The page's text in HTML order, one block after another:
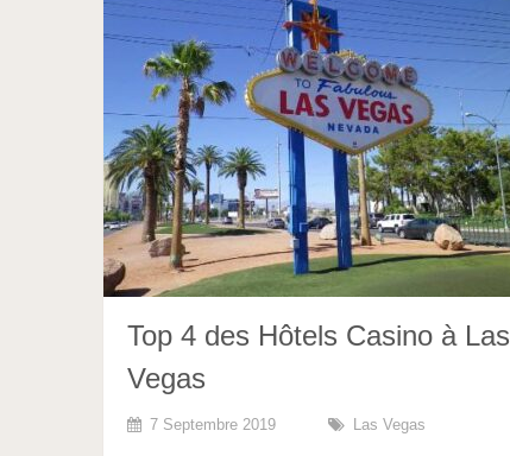
Top 4 des Hôtels Casino à Las
Vegas
7 Septembre 2019 Las Vegas